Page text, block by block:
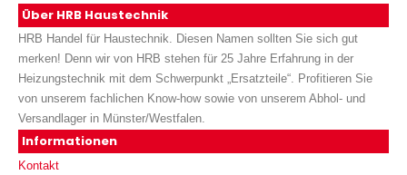
Über HRB Haustechnik
HRB Handel für Haustechnik. Diesen Namen sollten Sie sich gut
merken! Denn wir von HRB stehen für 25 Jahre Erfahrung in der
Heizungstechnik mit dem Schwerpunkt „Ersatzteile“. Profitieren Sie
von unserem fachlichen Know-how sowie von unserem Abhol- und
Versandlager in Münster/Westfalen.
Informationen
Kontakt